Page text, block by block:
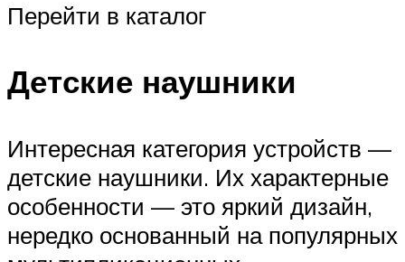
Перейти в каталог
Детские наушники
Интересная категория устройств —
детские наушники. Их характерные
особенности — это яркий дизайн,
нередко основанный на популярных